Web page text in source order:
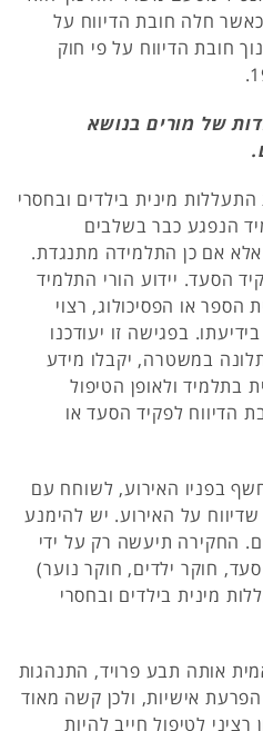
חלה חובת הדיווח על
חובת הדיווח על פי חוק
של מורים בנושא
מינית בילדים ובחסרי
הנפגע כבר בשלבים
אלא אם כן התלמידה מתנגדת.
הסעד. יידוע הורי התלמיד
הספר או הפסיכולוג, רצוי
בפגישה זו יעודכנו
במשטרה, יקבלו מידע
ולאופן הטיפול
הדיווח לפקיד הסעד או
בפניו האירוע, לשוחח עם
על האירוע. יש להימנע
החקירה תיעשה רק על ידי
חוקר ילדים, חוקר נוער)
מינית בילדים ובחסרי
אותה תבע פרויד, התנהגות
אישיות, ולכן קשה מאוד
רציני לטיפול חייב להיות